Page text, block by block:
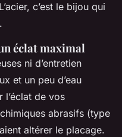
c’est le bijou qui
éclat maximal
ni d’entretien
et un peu d’eau
l’éclat de vos
abrasifs (type
altérer le placage.